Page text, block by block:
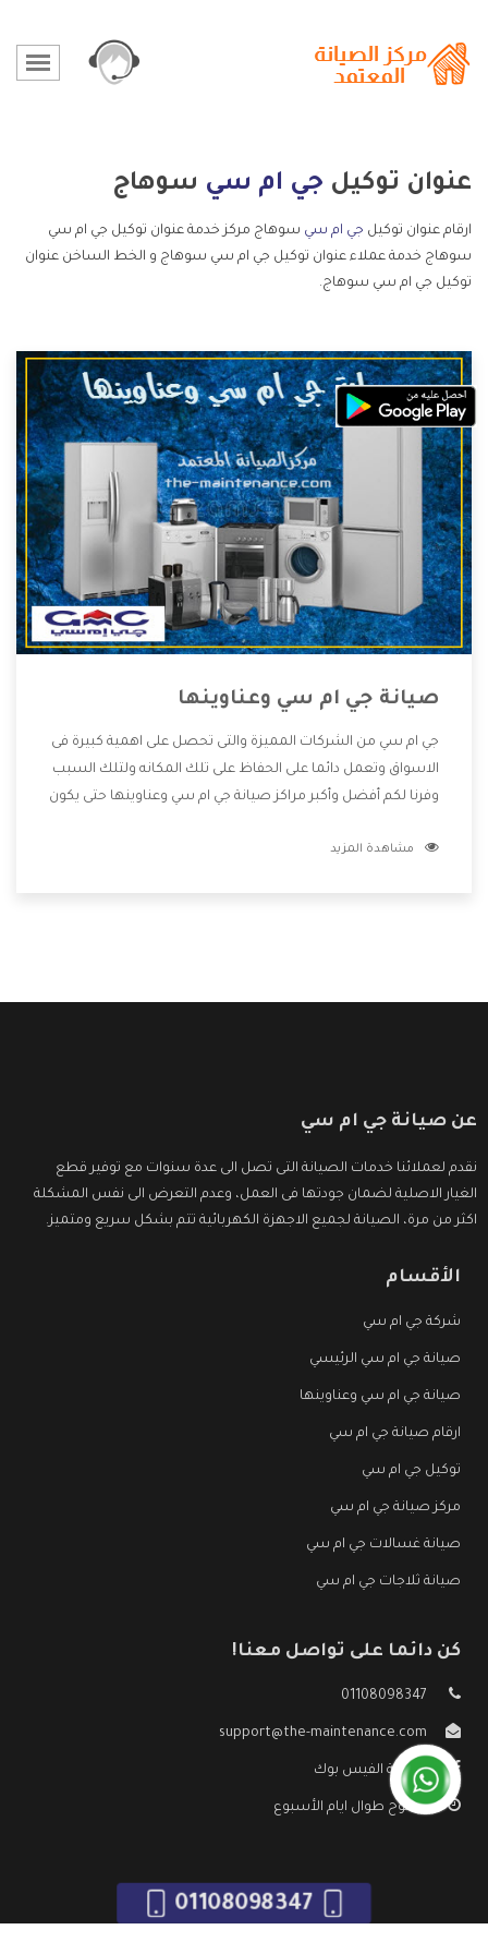
عنوان توكيل جي ام سي سوهاج
ارقام عنوان توكيل جي ام سي سوهاج مركز خدمة عنوان توكيل جي ام سي
سوهاج خدمة عملاء عنوان توكيل جي ام سي سوهاج و الخط الساخن عنوان
توكيل جي ام سي سوهاج.
صيانة جي ام سي وعناوينها
جي ام سي من الشركات المميزة والتى تحصل على اهمية كبيرة فى
الاسواق وتعمل دائما على الحفاظ على تلك المكانه ولتلك السبب
وفرنا لكم أفضل وأكبر مراكز صيانة جي ام سي وعناوينها حتى يكون
دون اى ازعاج كما أننا نهتم بكل ما يحتاجه المستهلك لكى نحافظ
مشاهدة المزيد
عن صيانة جي ام سي
نقدم لعملائنا خدمات الصيانة التى تصل الى عدة سنوات مع توفير قطع
الغيار الاصلية لضمان جودتها فى العمل، وعدم التعرض الى نفس المشكلة
اكثر من مرة، الصيانة لجميع الاجهزة الكهربائية تتم بشكل سريع ومتميز.
الأقسام
شركة جي ام سي
صيانة جي ام سي الرئيسي
صيانة جي ام سي وعناوينها
ارقام صيانة جي ام سي
توكيل جي ام سي
مركز صيانة جي ام سي
صيانة غسالات جي ام سي
صيانة ثلاجات جي ام سي
كن دائما على تواصل معنا!
01108098347
support@the-maintenance.com
صفحة الفيس بوك
مفتوح طوال ايام الأسبوع
01108098347